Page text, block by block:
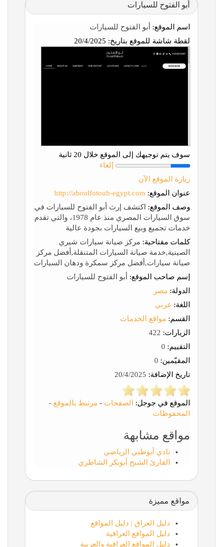
أبو الفتوح للسيارات
اسم الموقع: أبو الفتوح للسيارات
لقطة شاشة للموقع بتاريخ:
سوف يتم توجيهك إلى الموقع خلال 20 ثانية
إلغاء
زيارة الموقع الآن
عنوان الموقع: http://aboulfotouh-egypt.com
وصف الموقع: اكتشف إرث أبو الفتوح للسيارات في
سوق السيارات المصري منذ عام 1978، والتي تقدم
خدمات تجميع وبيع السيارات بجودة عالية
كلمات مفتاحية: مركز صيانة سيارات شيري
الصينية,خدمة صيانة السيارات المتنقلة,أفضل مركز
صيانة سيارات,أفضل مركز سمكرة ودهان السيارات
إسم صاحب الموقع: أبو الفتوح للسيارات
الدولة: مصر
اللغة: عربي
القسم: مواقع الخدمات
الزيارات:
التقييم:
المقيّمين:
تاريخ الإضافة:
الموقع في جوجل: الصفحات - مرتبط بالموقع -
المحفوظات
مواقع مشابهة
نادي أبوظبي الرياضي
القارئ الشيخ أبوبكر الشاطري
مواقع مميزة
دليل العراق | دليل المواقع
دليل المواقع العراقية
دليل المواقع العراقية والعربية